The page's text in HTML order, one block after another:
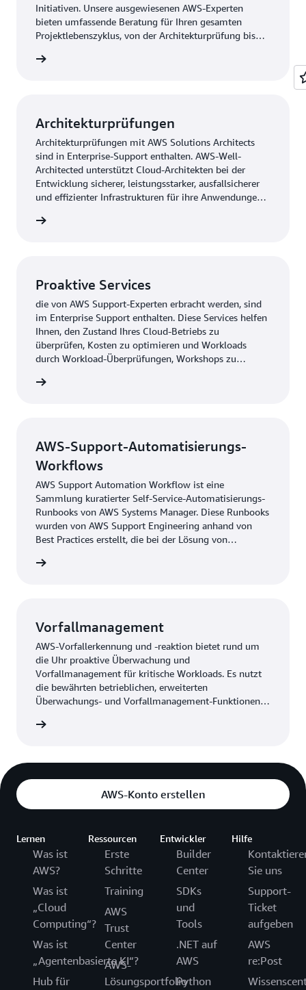
Initiativen. Unsere ausgewiesenen AWS-Experten
bieten umfassende Beratung für Ihren gesamten
Projektlebenszyklus, von der Architekturprüfung bis
Architekturprüfungen
Architekturprüfungen mit AWS Solutions Architects
sind in Enterprise-Support enthalten. AWS-Well-
Architected unterstützt Cloud-Architekten bei der
Entwicklung sicherer, leistungsstarker, ausfallsicherer
und effizienter Infrastrukturen für ihre Anwendungen
Partnern einen konsistenten Ansatz zur Bewertung von
Proaktive Services
die von AWS Support-Experten erbracht werden, sind
im Enterprise Support enthalten. Diese Services helfen
Ihnen, den Zustand Ihres Cloud-Betriebs zu
überprüfen, Kosten zu optimieren und Workloads
durch Workload-Überprüfungen, Workshops zu
skalieren.
AWS-Support-Automatisierungs-
Workflows
AWS Support Automation Workflow ist eine
Sammlung kuratierter Self-Service-Automatisierungs-
Runbooks von AWS Systems Manager. Diese Runbooks
wurden von AWS Support Engineering anhand von
Best Practices erstellt, die bei der Lösung von
Ihnen, häufig auftretende Probleme mit Ihren AWS-
Vorfallmanagement
AWS-Vorfallerkennung und -reaktion bietet rund um
die Uhr proaktive Überwachung und
Vorfallmanagement für kritische Workloads. Es nutzt
die bewährten betrieblichen, erweiterten
Überwachungs- und Vorfallmanagement-Funktionen,
reduzieren und die Wiederherstellung kritischer
AWS-Konto erstellen
Lernen
Was ist
AWS?
Was ist
„Cloud
Computing“?
Was ist
„Agentenbasierte KI“?
Hub für
Ressourcen
Erste
Schritte
Training
AWS
Trust
Center
AWS-
Lösungsportfolio
Entwickler
Builder
Center
SDKs
und
Tools
.NET auf
AWS
Python
Hilfe
Sie uns
Support-
Ticket
aufgeben
AWS
re:Post